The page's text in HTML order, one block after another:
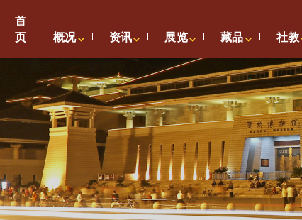
首
页
概况 资讯 展览 藏品 社教